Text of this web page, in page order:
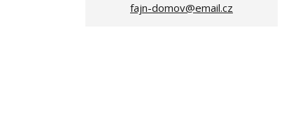
fajn-domov@email.cz